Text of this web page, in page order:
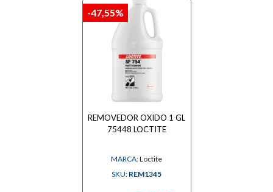
REMOVEDOR OXIDO 1 GL
75448 LOCTITE
MARCA:Loctite
SKU: REM1345
-47,55%